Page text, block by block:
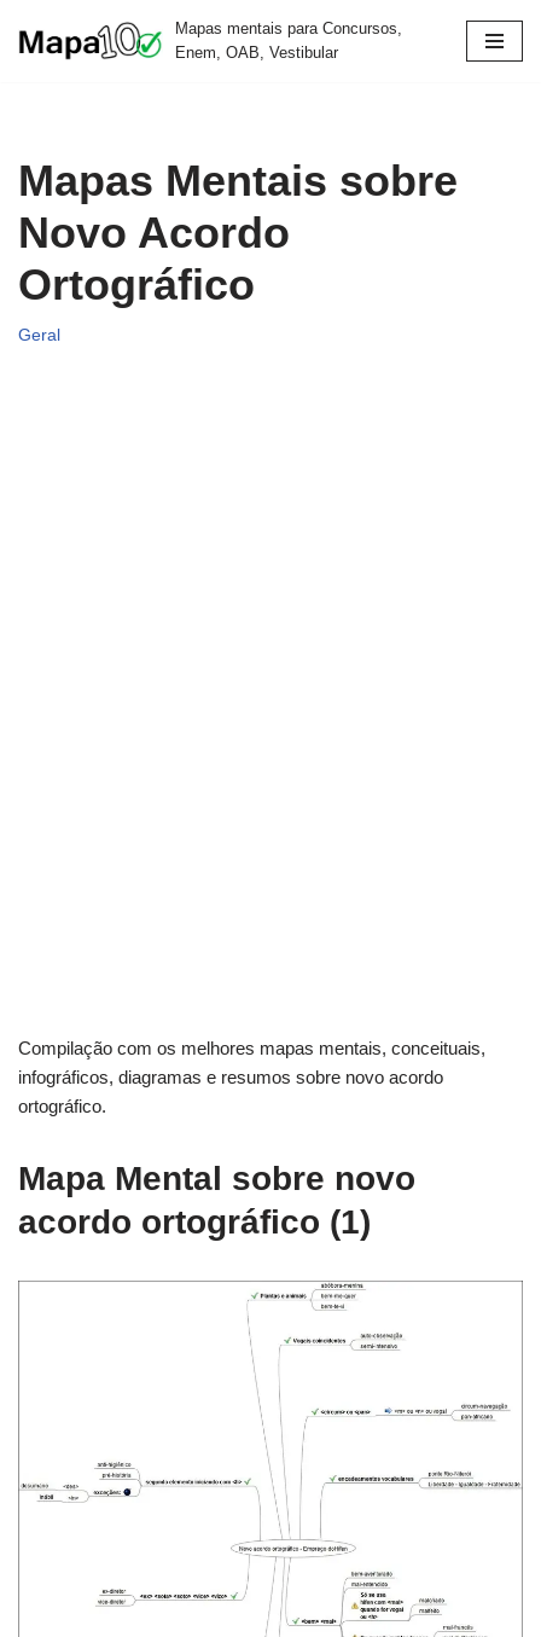
Mapas mentais para Concursos,
Enem, OAB, Vestibular
Mapas Mentais sobre
Novo Acordo
Ortográfico
Geral
Compilação com os melhores mapas mentais, conceituais,
infográficos, diagramas e resumos sobre novo acordo
ortográfico.
Mapa Mental sobre novo
acordo ortográfico (1)